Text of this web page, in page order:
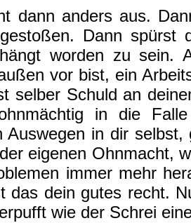
dann anders aus.
Dann spürst
worden zu sein.
vor bist, ein
selber Schuld an
in die Falle
Auswegen in dir
eigenen Ohnmacht,
immer mehr
das dein gutes recht.
wie der Schrei